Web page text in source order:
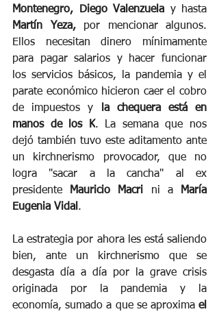
Montenegro, Diego Valenzuela
Martín Yeza, por mencionar algunos.
Ellos necesitan dinero mínimamente
para pagar salarios y hacer funcionar
los servicios básicos, la pandemia y el
parate económico hicieron caer el cobro
de impuestos y la chequera está en
manos de los K. La semana que nos
dejó también tuvo este aditamento ante
un kirchnerismo provocador, que no
logra "sacar a la cancha" al ex
presidente Mauricio Macri ni a María
Eugenia Vidal.
La estrategia por ahora les está saliendo
bien, ante un kirchnerismo que se
desgasta día a día por la grave crisis
originada por la pandemia y la
economía, sumado a que se aproxima el